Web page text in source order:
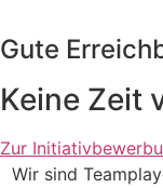
Gute
Keine Zeit
Zur
Wir sind